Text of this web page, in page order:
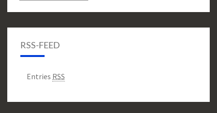
RSS-FEED
Entries RSS